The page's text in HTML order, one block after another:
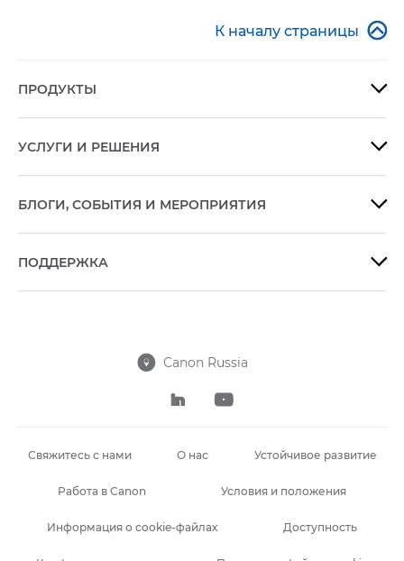
К началу страницы 
ПРОДУКТЫ 
УСЛУГИ И РЕШЕНИЯ 
БЛОГИ, СОБЫТИЯ И МЕРОПРИЯТИЯ 
ПОДДЕРЖКА 
 Canon Russia
 
Свяжитесь с нами О нас Устойчивое развитие
Работа в Canon Условия и положения
Информация о cookie-файлах Доступность